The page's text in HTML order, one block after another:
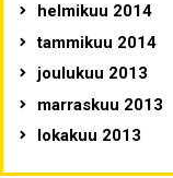
helmikuu 2014
tammikuu 2014
joulukuu 2013
marraskuu 2013
lokakuu 2013